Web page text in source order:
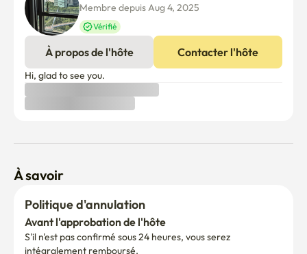
Membre depuis Aug 4, 2025
Vérifié
À propos de l'hôte Contacter l'hôte
Hi, glad to see you.
À savoir
Politique d'annulation
Avant l'approbation de l'hôte
S'il n'est pas confirmé sous 24 heures, vous serez
intégralement remboursé.